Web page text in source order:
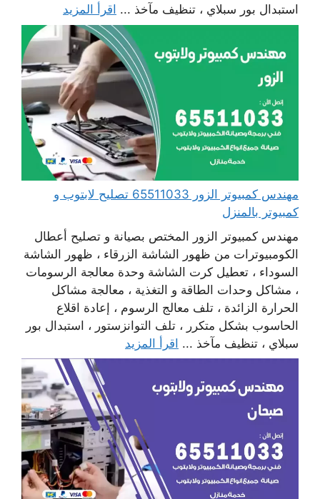
استبدال بور سبلاي ، تنظيف مآخذ ... اقرأ المزيد
مهندس كمبيوتر الزور 65511033 تصليح لابتوب و
كمبيوتر بالمنزل
مهندس كمبيوتر الزور المختص بصيانة و تصليح أعطال
الكومبيوترات من ظهور الشاشة الزرقاء ، ظهور الشاشة
السوداء ، تعطيل كرت الشاشة وحدة معالجة الرسومات
، مشاكل وحدات الطاقة و التغذية ، معالجة مشاكل
الحرارة الزائدة ، تلف معالج الرسوم ، إعادة اقلاع
الحاسوب بشكل متكرر ، تلف التوانزستور ، استبدال بور
سبلاي ، تنظيف مآخذ ... اقرأ المزيد